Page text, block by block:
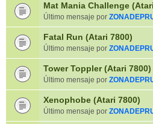
Mat Mania Challenge
Último mensaje por
Fatal Run (Atari 7800)
Último mensaje por
Tower Toppler (Atari 7800)
Último mensaje por
Xenophobe (Atari 7800)
Último mensaje por